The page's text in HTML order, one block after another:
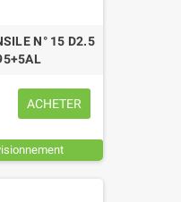
N° 15 D2.5
ACHETER